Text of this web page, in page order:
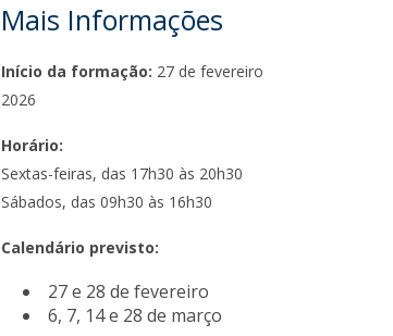
Mais Informações
Início da formação: 27 de fevereiro
2026
Horário:
Sextas-feiras, das 17h30 às 20h30
Sábados, das 09h30 às 16h30
Calendário previsto:
27 e 28 de fevereiro
6, 7, 14 e 28 de março